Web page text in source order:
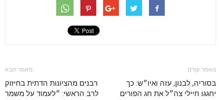
מאמר קודם
בסוריה, לבנון, עזה ואיו״ש: כך
יחגגו חיילי צה״ל את חג הפורים
מאמר הבא
רבנים מהציונות הדתית בחיזוק
לרב הראשי: ״לעמוד על משמר